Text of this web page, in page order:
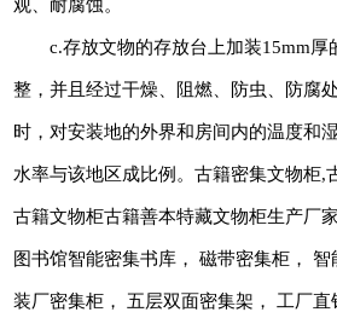
观、耐腐蚀。
c.存放文物的存放台上加装15mm厚
整，并且经过干燥、阻燃、防虫、防腐
时，对安装地的外界和房间内的温度和
水率与该地区成比例。古籍密集文物柜,
古籍文物柜古籍善本特藏文物柜生产厂
图书馆智能密集书库， 磁带密集柜，
装厂密集柜， 五层双面密集架， 工厂直